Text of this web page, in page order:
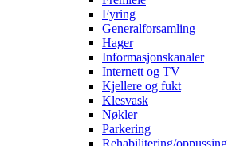
Fyring
Generalforsamling
Hager
Informasjonskanaler
Internett og TV
Kjellere og fukt
Klesvask
Nøkler
Parkering
Rehabilitering/oppussing